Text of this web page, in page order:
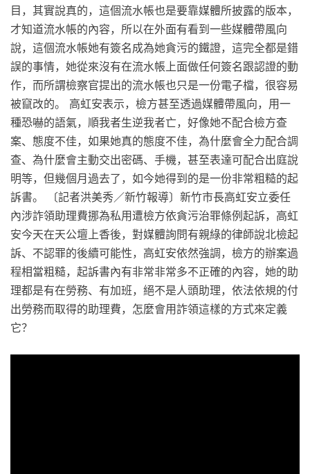
目，其實說真的，這個流水帳也是要靠媒體所披露的版本，
才知道流水帳的內容，所以在外面有看到一些媒體帶風向
說，這個流水帳她有簽名成為她貪污的鐵證，這完全都是錯
誤的事情，她從來沒有在流水帳上面做任何簽名跟認證的動
作，而所謂檢察官提出的流水帳也只是一份電子檔，很容易
被竄改的。 高虹安表示，檢方甚至透過媒體帶風向，用一
種恐嚇的語氣，順我者生逆我者亡，好像她不配合檢方查
案、態度不佳，如果她真的態度不佳，為什麼會全力配合調
查、為什麼會主動交出密碼、手機，甚至表達可配合出庭說
明等，但幾個月過去了，如今她得到的是一份非常粗糙的起
訴書。 〔記者洪美秀／新竹報導〕新竹市長高虹安立委任
內涉詐領助理費挪為私用遭檢方依貪污治罪條例起訴，高虹
安今天在天公壇上香後，對媒體詢問有親綠的律師說北檢起
訴、不認罪的後續可能性，高虹安依然強調，檢方的辦案過
程相當粗糙，起訴書內有非常非常多不正確的內容，她的助
理都是有在勞務、有加班，絕不是人頭助理，依法依規的付
出勞務而取得的助理費，怎麼會用詐領這樣的方式來定義
它？